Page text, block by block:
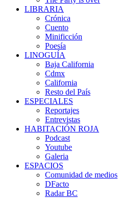
LIBRARIA
Crónica
Cuento
Minificción
Poesía
LINOGUÍA
Baja California
Cdmx
California
Resto del País
ESPECIALES
Reportajes
Entrevistas
HABITACIÓN ROJA
Podcast
Youtube
Galeria
ESPACIOS
Comunidad de medios
DFacto
Radar BC